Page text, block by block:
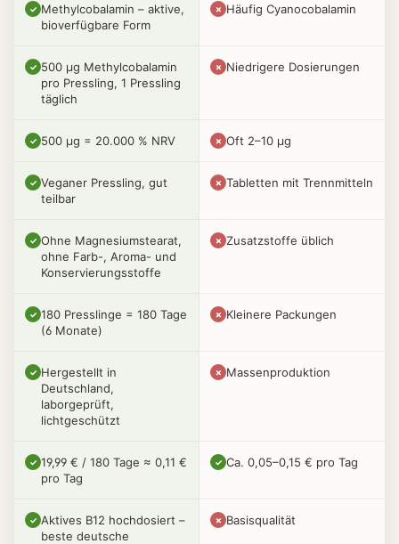
✓ Methylcobalamin – aktive,
bioverfügbare Form
✗ Häufig Cyanocobalamin
✓ 500 µg Methylcobalamin
pro Pressling, 1 Pressling
täglich
✗ Niedrigere Dosierungen
✓ 500 µg = 20.000 % NRV ✗ Oft 2–10 µg
✓ Veganer Pressling, gut
teilbar
✗ Tabletten mit Trennmitteln
✓ Ohne Magnesiumstearat,
ohne Farb-, Aroma- und
Konservierungsstoffe
✗ Zusatzstoffe üblich
✓ 180 Presslinge = 180 Tage
(6 Monate)
✗ Kleinere Packungen
✓ Hergestellt in
Deutschland,
laborgeprüft,
lichtgeschützt
✗ Massenproduktion
✓ 19,99 € / 180 Tage ≈ 0,11 €
pro Tag
✓ Ca. 0,05–0,15 € pro Tag
✓ Aktives B12 hochdosiert –
beste deutsche
✗ Basisqualität